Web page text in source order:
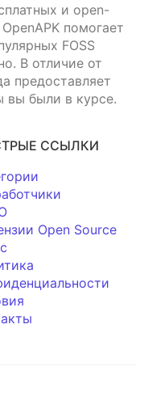
и open-
помогает
FOSS
В отличие от
предоставляет
вы были в курсе.
ССЫЛКИ
Open Source